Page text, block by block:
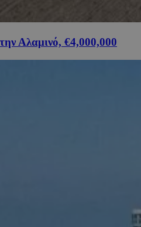
Αλαμινό, €4,000,000